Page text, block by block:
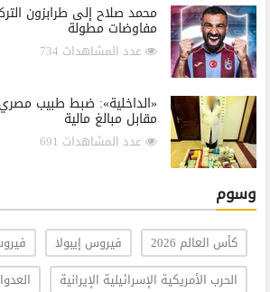
محمد صلاح إلى طرابزون
مفاوضات مطولة
عدد المشاهدات 734
«الداخلية»: ضبط طبيب
مقابل مبالغ مالية
عدد المشاهدات 691
وسوم
كأس العالم 2026 فيروس إيبولا
الحرب الأمريكية الإسرائيلية الإيرانية